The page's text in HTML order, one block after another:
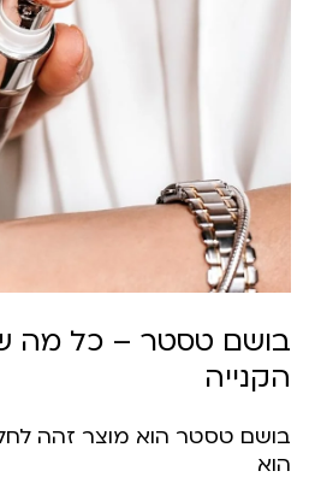
טסטר – כל מה
טסטר הוא מוצר זהה